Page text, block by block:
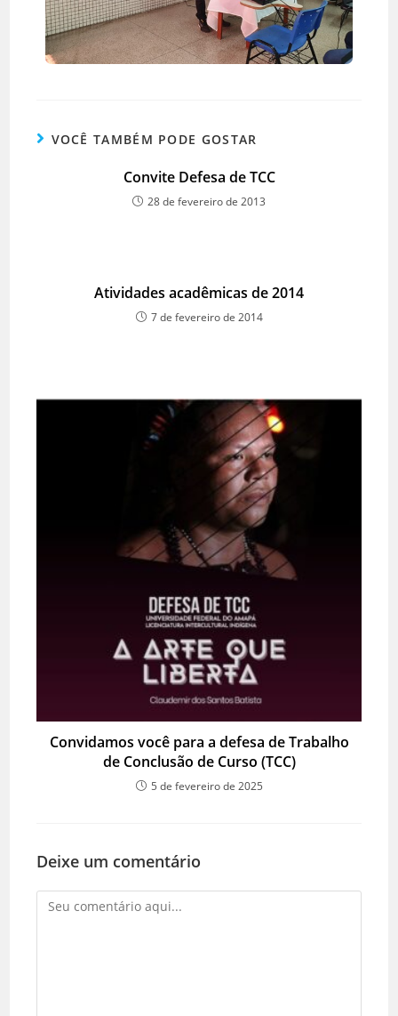
VOCÊ TAMBÉM PODE GOSTAR
Convite Defesa de TCC
28 de fevereiro de 2013
Atividades acadêmicas de 2014
7 de fevereiro de 2014
Convidamos você para a defesa de Trabalho
de Conclusão de Curso (TCC)
5 de fevereiro de 2025
Deixe um comentário